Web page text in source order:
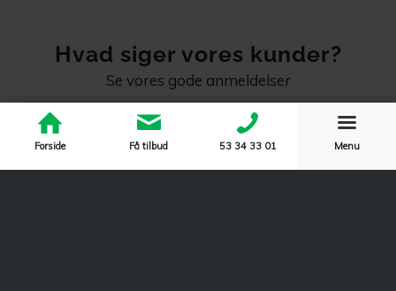
Hvad siger vores kunder?
Se vores gode anmeldelser
Varm anbefaling
Forside Få tilbud 53 34 33 01‬ Menu